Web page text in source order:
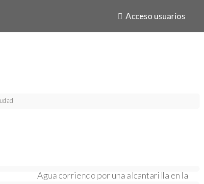
Acceso usuarios
Agua corriendo por una alcantarilla en la